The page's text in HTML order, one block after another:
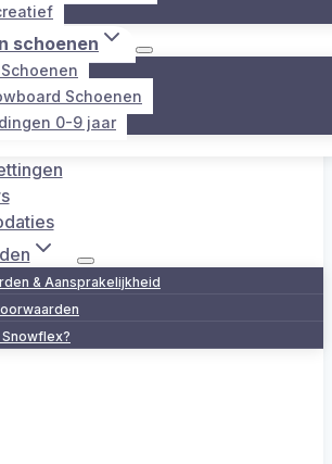
schoenen
Schoenen
0-9 jaar
& Aansprakelijkheid